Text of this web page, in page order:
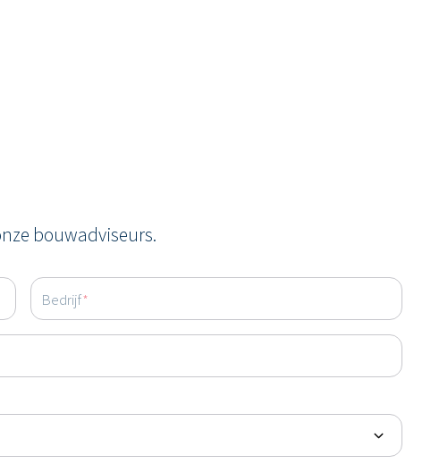
bouwadviseurs.
Bedrijf*